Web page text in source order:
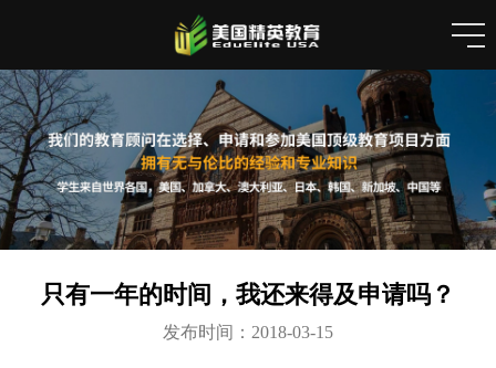
只有一年的时间，我还来得及申请吗？
发布时间：2018-03-15